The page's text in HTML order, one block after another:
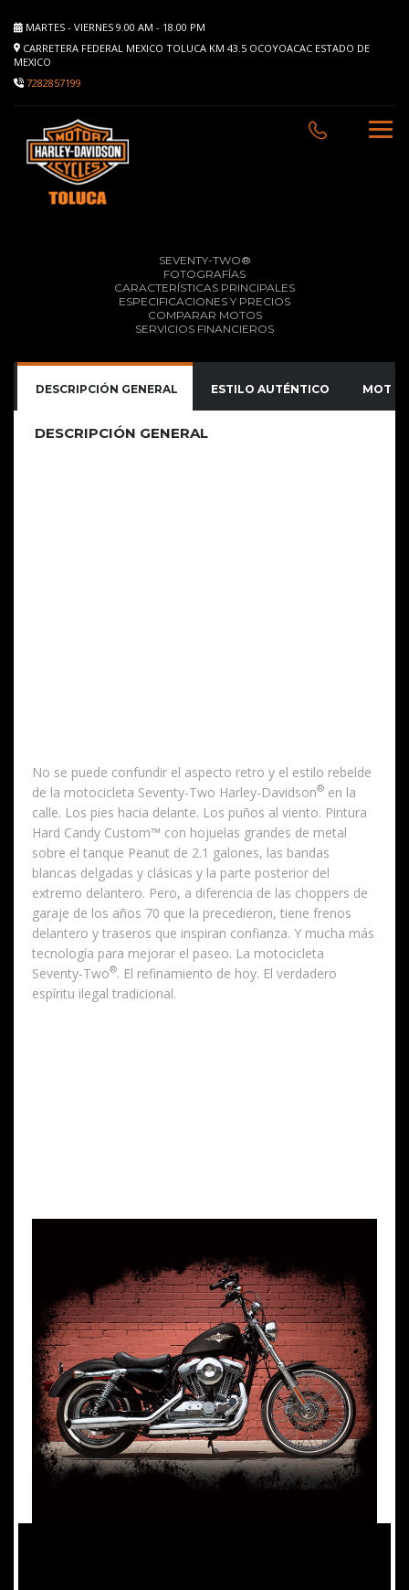
MARTES - VIERNES 9.00 AM - 18.00 PM
CARRETERA FEDERAL MEXICO TOLUCA KM 43.5 OCOYOACAC ESTADO DE
MEXICO
7282857199
SEVENTY-TWO®
FOTOGRAFÍAS
CARACTERÍSTICAS PRINCIPALES
ESPECIFICACIONES Y PRECIOS
COMPARAR MOTOS
SERVICIOS FINANCIEROS
DESCRIPCIÓN GENERAL ESTILO AUTÉNTICO
DESCRIPCIÓN GENERAL
No se puede confundir el aspecto retro y el estilo rebelde
de la motocicleta Seventy-Two Harley-Davidson® en la
calle. Los pies hacia delante. Los puños al viento. Pintura
Hard Candy Custom™ con hojuelas grandes de metal
sobre el tanque Peanut de 2.1 galones, las bandas
blancas delgadas y clásicas y la parte posterior del
extremo delantero. Pero, a diferencia de las choppers de
garaje de los años 70 que la precedieron, tiene frenos
delantero y traseros que inspiran confianza. Y mucha más
tecnología para mejorar el paseo. La motocicleta
Seventy-Two®. El refinamiento de hoy. El verdadero
espíritu ilegal tradicional.